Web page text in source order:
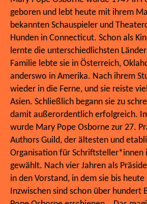
geboren und lebt heute mit ihrem
bekannten Schauspieler und
Hunden in Connecticut. Schon als
lernte die unterschiedlichsten
Familie lebte sie in Österreich,
anderswo in Amerika. Nach ihrem
wieder in die Ferne, und sie reiste
Asien. Schließlich begann sie zu
damit außerordentlich erfolgreich.
wurde Mary Pope Osborne zur 27.
Authors Guild, der ältesten und
Organisation für Schriftsteller*innen
gewählt. Nach vier Jahren als
in den Vorstand, in dem sie bis
Inzwischen sind schon über hundert